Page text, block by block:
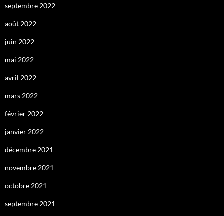
septembre 2022
août 2022
juin 2022
mai 2022
avril 2022
mars 2022
février 2022
janvier 2022
décembre 2021
novembre 2021
octobre 2021
septembre 2021